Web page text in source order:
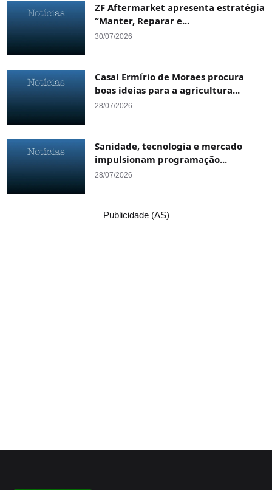
ZF Aftermarket apresenta estratégia
“Manter, Reparar e...
30/07/2026
Casal Ermírio de Moraes procura
boas ideias para a agricultura...
28/07/2026
Sanidade, tecnologia e mercado
impulsionam programação...
28/07/2026
Publicidade (AS)